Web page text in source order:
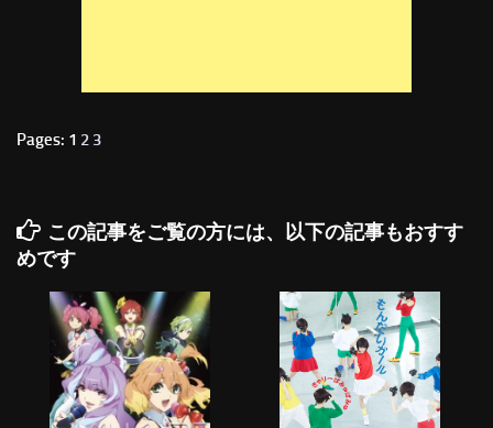
Pages: 1 2 3
この記事をご覧の方には、以下の記事もおすす
めです